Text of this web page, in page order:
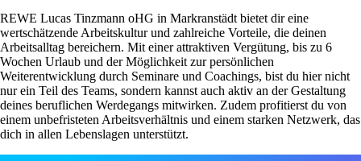
REWE Lucas Tinzmann oHG in Markranstädt bietet dir eine
wertschätzende Arbeitskultur und zahlreiche Vorteile, die deinen
Arbeitsalltag bereichern. Mit einer attraktiven Vergütung, bis zu 6
Wochen Urlaub und der Möglichkeit zur persönlichen
Weiterentwicklung durch Seminare und Coachings, bist du hier nicht
nur ein Teil des Teams, sondern kannst auch aktiv an der Gestaltung
deines beruflichen Werdegangs mitwirken. Zudem profitierst du von
einem unbefristeten Arbeitsverhältnis und einem starken Netzwerk, das
dich in allen Lebenslagen unterstützt.